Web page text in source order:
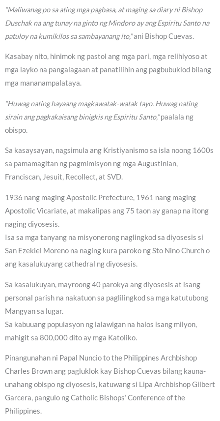
“Maliwanag po sa ating mga pagbasa, at maging sa diary ni Bishop
Duschak na ang tunay na ginto ng Mindoro ay ang Espiritu Santo na
patuloy na kumikilos sa sambayanang ito,”ani Bishop Cuevas.
Kasabay nito, hinimok ng pastol ang mga pari, mga relihiyoso at
mga layko na pangalagaan at panatilihin ang pagbubuklod bilang
mga mananampalataya.
“Huwag nating hayaang magkawatak-watak tayo. Huwag nating
sirain ang pagkakaisang binigkis ng Espiritu Santo,”paalala ng
obispo.
Sa kasaysayan, nagsimula ang Kristiyanismo sa isla noong 1600s
sa pamamagitan ng pagmimisyon ng mga Augustinian,
Franciscan, Jesuit, Recollect, at SVD.
1936 nang maging Apostolic Prefecture, 1961 nang maging
Apostolic Vicariate, at makalipas ang 75 taon ay ganap na itong
naging diyosesis.
Isa sa mga tanyang na misyonerong naglingkod sa diyosesis si
San Ezekiel Moreno na naging kura paroko ng Sto Nino Church o
ang kasalukuyang cathedral ng diyosesis.
Sa kasalukuyan, mayroong 40 parokya ang diyosesis at isang
personal parish na nakatuon sa paglilingkod sa mga katutubong
Mangyan sa lugar.
Sa kabuuang populasyon ng lalawigan na halos isang milyon,
mahigit sa 800,000 dito ay mga Katoliko.
Pinangunahan ni Papal Nuncio to the Philippines Archbishop
Charles Brown ang pagluklok kay Bishop Cuevas bilang kauna-
unahang obispo ng diyosesis, katuwang si Lipa Archbishop Gilbert
Garcera, pangulo ng Catholic Bishops’ Conference of the
Philippines.